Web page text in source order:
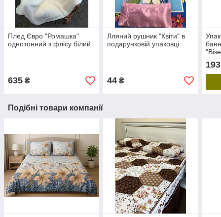
Плед Євро "Ромашка"
однотонний з флісу білий
635 ₴
Лляний рушник "Квіти" в
подарунковій упаковці
44₴
193
Подібні товари компанії